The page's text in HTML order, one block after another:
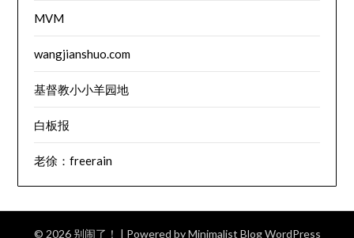
MVM
wangjianshuo.com
基督教小小羊园地
白板报
老徐：freerain
© 2026 别闹了！ | Powered byMinimalist BlogWordPress